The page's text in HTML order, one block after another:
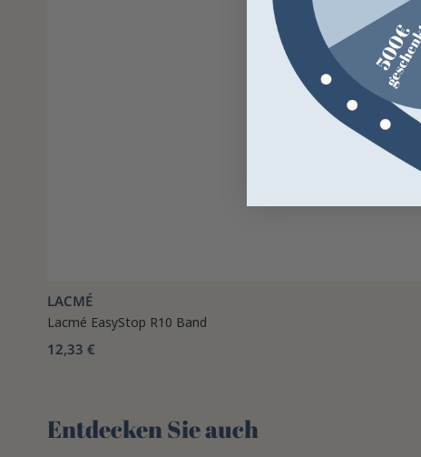
LACMÉ
Lacmé EasyStop R10 Band
12,33 €
Entdecken Sie auch 🌻